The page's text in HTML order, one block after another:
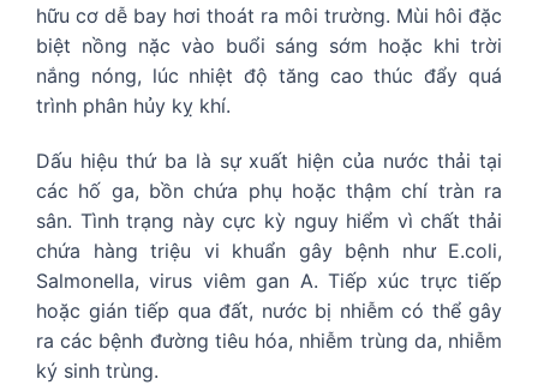
hữu cơ dễ bay hơi thoát ra môi trường. Mùi hôi đặc
biệt nồng nặc vào buổi sáng sớm hoặc khi trời
nắng nóng, lúc nhiệt độ tăng cao thúc đẩy quá
trình phân hủy kỵ khí.
Dấu hiệu thứ ba là sự xuất hiện của nước thải tại
các hố ga, bồn chứa phụ hoặc thậm chí tràn ra
sân. Tình trạng này cực kỳ nguy hiểm vì chất thải
chứa hàng triệu vi khuẩn gây bệnh như E.coli,
Salmonella, virus viêm gan A. Tiếp xúc trực tiếp
hoặc gián tiếp qua đất, nước bị nhiễm có thể gây
ra các bệnh đường tiêu hóa, nhiễm trùng da, nhiễm
ký sinh trùng.